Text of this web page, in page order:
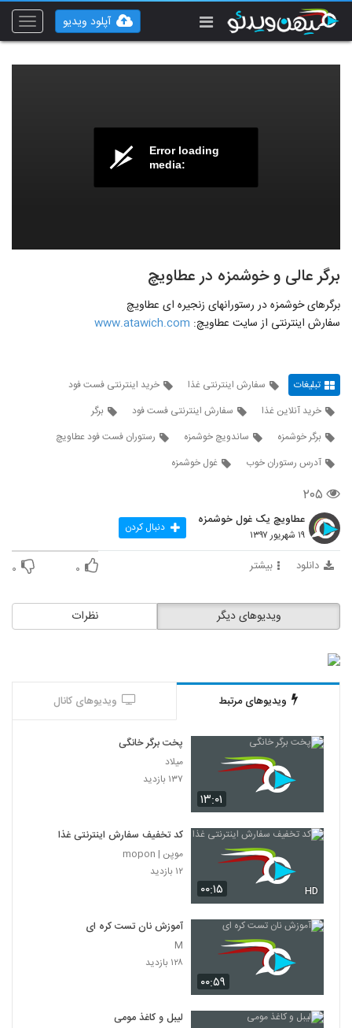
Toggle
آپلود ویدیو
Error loading
media:
برگر عالی و خوشمزه در عطاویچ
برگرهای خوشمزه در رستورانهای زنجیره ای عطاویچ
سفارش اینترنتی از سایت عطاویچ: www.atawich.com
تبلیغات سفارش اینترنتی غذا
خرید اینترنتی فست فود
خرید آنلاین غذا
سفارش اینترنتی فست فود
برگر
برگر خوشمزه
ساندویچ خوشمزه
رستوران فست فود عطاویچ
آدرس رستوران خوب
غول خوشمزه
۲۰۵
عطاویچ یک غول خوشمزه
۱۹ شهریور ۱۳۹۷ دنبال کردن
دانلود بیشتر ۰ ۰
نظرات ویدیوهای دیگر
ویدیوهای مرتبط ویدیوهای کانال
۱۳:۰۱
پخت برگر خانگی
میلاد
۱۳۷ بازدید
۰۰:۱۵ HD
کد تخفیف سفارش اینترنتی غذا
موپن | mopon
۱۲ بازدید
۰۰:۵۹
آموزش نان تست کره ای
M
۱۲۸ بازدید
لیبل و کاغذ مومی